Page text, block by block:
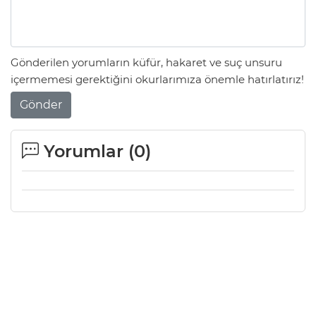
Gönderilen yorumların küfür, hakaret ve suç unsuru
içermemesi gerektiğini okurlarımıza önemle hatırlatırız!
Gönder
Yorumlar (0)